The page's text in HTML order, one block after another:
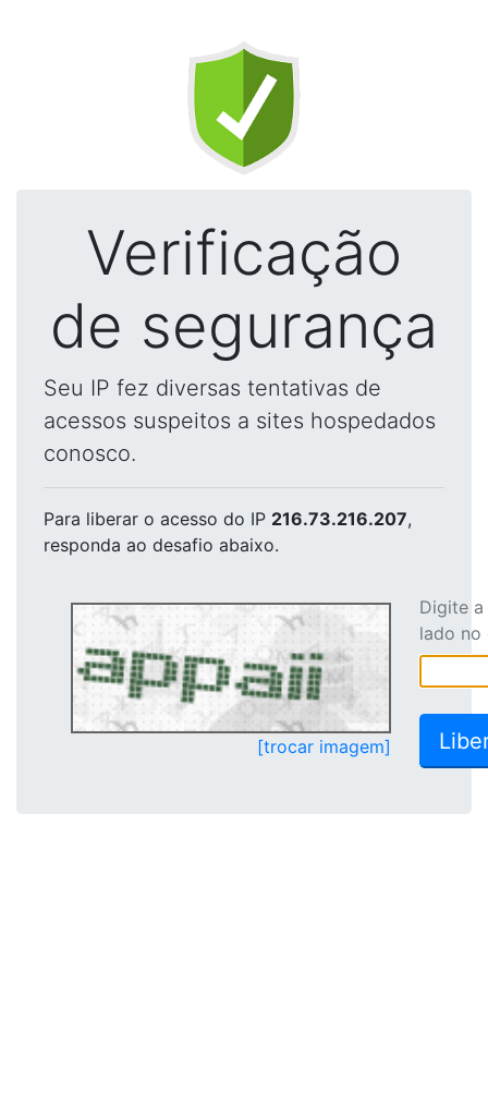
Verificação
de segurança
Seu IP fez diversas tentativas de
acessos suspeitos a sites hospedados
conosco.
Para liberar o acesso do IP 216.73.216.207,
responda ao desafio abaixo.
[trocar imagem]
Digite
lado no